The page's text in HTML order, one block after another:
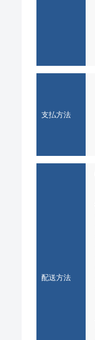
支払方法
配送方法